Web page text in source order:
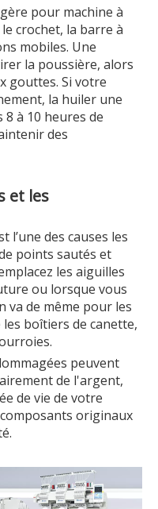
pour machine à
crochet, la barre à
mobiles. Une
la poussière, alors
gouttes. Si votre
la huiler une
à 10 heures de
des
et les
l’une des causes les
points sautés et
les aiguilles
ou lorsque vous
va de même pour les
boîtiers de canette,
peuvent
de l'argent,
de vie de votre
originaux